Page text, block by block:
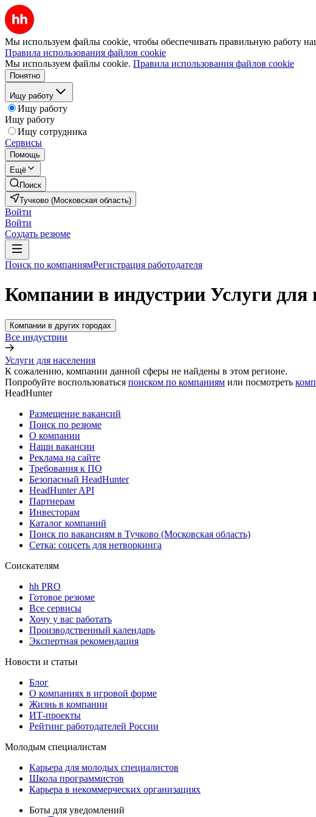
Мы используем файлы cookie, чтобы обеспечивать правильную работу
Правила использования файлов cookie
Мы используем файлы cookie. Правила использования файлов cookie
Понятно
Ищу работу
Ищу работу
Ищу работу
Ищу сотрудника
Сервисы
Помощь
Ещё
Поиск
Тучково (Московская область)
Войти
Войти
Создать резюме
Поиск по компаниямРегистрация работодателя
Компании в индустрии Услуги для
Компании в других городах
Все индустрии
Услуги для населения
К сожалению, компании данной сферы не найдены в этом регионе.
Попробуйте воспользоваться поиском по компаниям или посмотреть
HeadHunter
Размещение вакансий
Поиск по резюме
О компании
Наши вакансии
Реклама на сайте
Требования к ПО
Безопасный HeadHunter
HeadHunter API
Партнерам
Инвесторам
Каталог компаний
Поиск по вакансиям в Тучково (Московская область)
Сетка: соцсеть для нетворкинга
Соискателям
hh PRO
Готовое резюме
Все сервисы
Хочу у вас работать
Производственный календарь
Экспертная рекомендация
Новости и статьи
Блог
О компаниях в игровой форме
Жизнь в компании
ИТ-проекты
Рейтинг работодателей России
Молодым специалистам
Карьера для молодых специалистов
Школа программистов
Карьера в некоммерческих организациях
Боты для уведомлений